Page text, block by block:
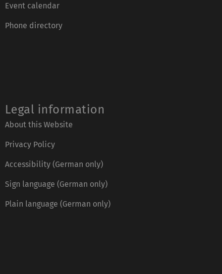
Event calendar
Phone directory
Legal information
About this Website
Privacy Policy
Accessibility (German only)
Sign language (German only)
Plain language (German only)